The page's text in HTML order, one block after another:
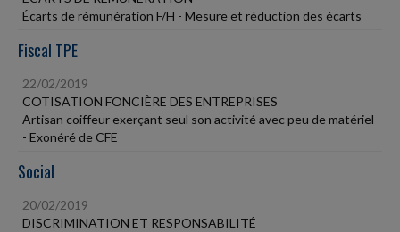
Écarts de rémunération F/H - Mesure et réduction des écarts
Fiscal TPE
22/02/2019
COTISATION FONCIÈRE DES ENTREPRISES
Artisan coiffeur exerçant seul son activité avec peu de matériel
- Exonéré de CFE
Social
20/02/2019
DISCRIMINATION ET RESPONSABILITÉ